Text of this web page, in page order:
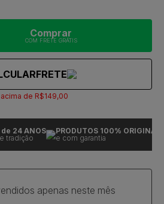
Comprar
COM FRETE GRÁTIS
FRETE
de R$149,00
24 ANOS
PRODUTOS 100% ORIGINAIS
e com garantia
apenas neste mês